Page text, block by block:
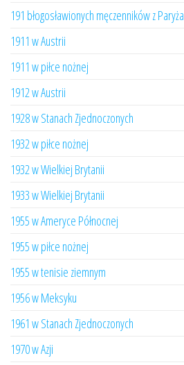
191 błogosławionych męczenników z Paryża
1911 w Austrii
1911 w piłce nożnej
1912 w Austrii
1928 w Stanach Zjednoczonych
1932 w piłce nożnej
1932 w Wielkiej Brytanii
1933 w Wielkiej Brytanii
1955 w Ameryce Północnej
1955 w piłce nożnej
1955 w tenisie ziemnym
1956 w Meksyku
1961 w Stanach Zjednoczonych
1970 w Azji